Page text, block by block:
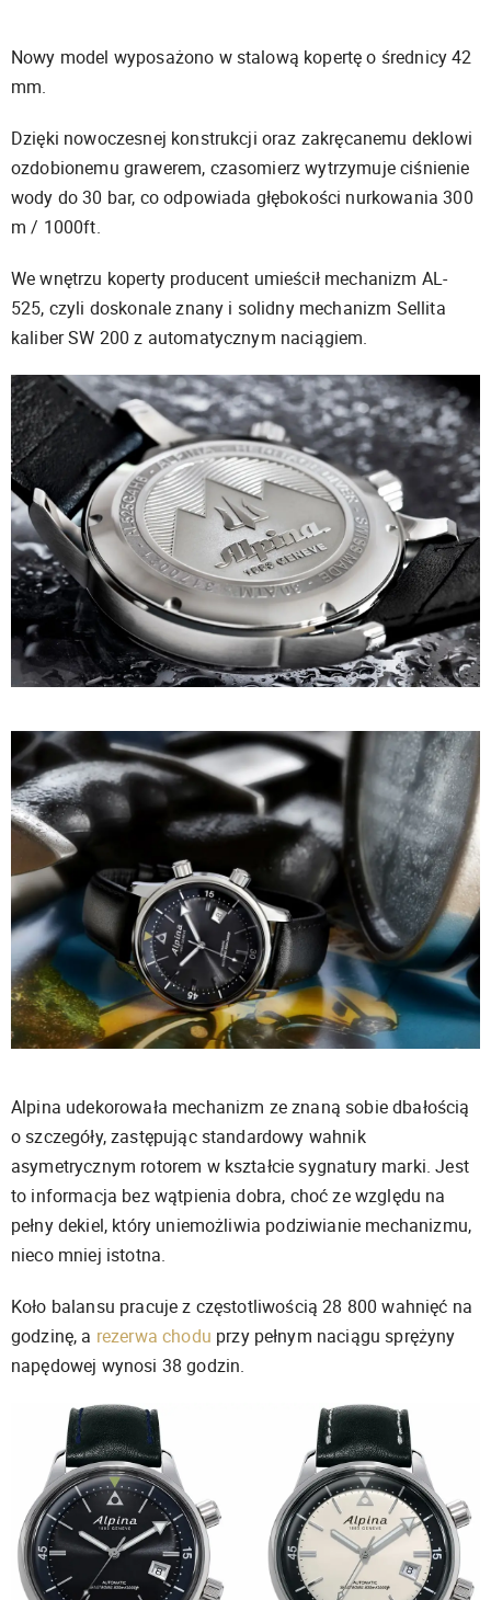
Nowy model wyposażono w stalową kopertę o średnicy 42
mm.
Dzięki nowoczesnej konstrukcji oraz zakręcanemu deklowi
ozdobionemu grawerem, czasomierz wytrzymuje ciśnienie
wody do 30 bar, co odpowiada głębokości nurkowania 300
m / 1000ft.
We wnętrzu koperty producent umieścił mechanizm AL-
525, czyli doskonale znany i solidny mechanizm Sellita
kaliber SW 200 z automatycznym naciągiem.
Alpina udekorowała mechanizm ze znaną sobie dbałością
o szczegóły, zastępując standardowy wahnik
asymetrycznym rotorem w kształcie sygnatury marki.Jest
to informacja bez wątpienia dobra, choć ze względu na
pełny dekiel, który uniemożliwia podziwianie mechanizmu,
nieco mniej istotna.
Koło balansu pracuje z częstotliwością 28 800 wahnięć na
godzinę, a rezerwa chodu przy pełnym naciągu sprężyny
napędowej wynosi 38 godzin.